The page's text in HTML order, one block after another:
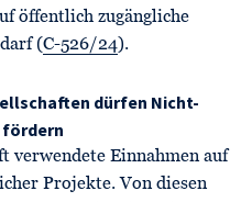
öffentlich zugängliche
(C-526/24).
dürfen Nicht-
verwendete Einnahmen auf
Projekte. Von diesen